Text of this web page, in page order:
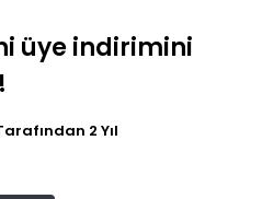
üye indirimini
2 Yıl